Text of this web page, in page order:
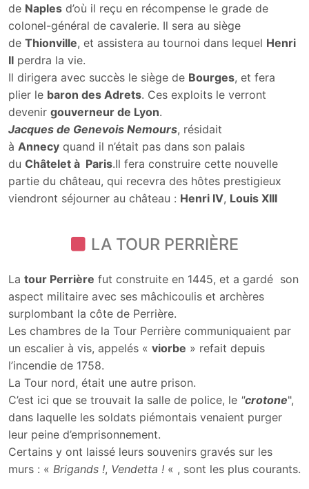
de Naples d’où il reçu en récompense le grade de
colonel-général de cavalerie. Il sera au siège
de Thionville, et assistera au tournoi dans lequel Henri
II perdra la vie.
Il dirigera avec succès le siège de Bourges, et fera
plier le baron des Adrets. Ces exploits le verront
devenir gouverneur de Lyon.
Jacques de Genevois Nemours, résidait
à Annecy quand il n’était pas dans son palais
du Châtelet à Paris.Il fera construire cette nouvelle
partie du château, qui recevra des hôtes prestigieux
viendront séjourner au château : Henri IV, Louis XIII
LA TOUR PERRIÈRE
La tour Perrière fut construite en 1445, et a gardé son
aspect militaire avec ses mâchicoulis et archères
surplombant la côte de Perrière.
Les chambres de la Tour Perrière communiquaient par
un escalier à vis, appelés « viorbe » refait depuis
l’incendie de 1758.
La Tour nord, était une autre prison.
C’est ici que se trouvait la salle de police, le "crotone",
dans laquelle les soldats piémontais venaient purger
leur peine d’emprisonnement.
Certains y ont laissé leurs souvenirs gravés sur les
murs : « Brigands !, Vendetta ! « , sont les plus courants.